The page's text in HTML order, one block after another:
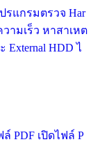
รแกรมตรวจ Har
ามเร็ว หาสาเหต
External HDD ไ
ล์ PDF เปิดไฟล์ P